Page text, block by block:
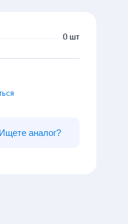
0 шт
Ищете аналог?